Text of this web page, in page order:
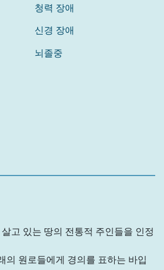
청력 장애
신경 장애
뇌졸중
고 있는 땅의 전통적 주인들을 인정
의 원로들에게 경의를 표하는 바입